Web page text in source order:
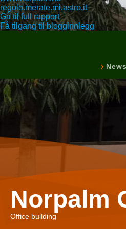
regolo.merate.mi.astro.it
Gå til full rapport
Få tilgang til blogginnlegg
News
Norpalm
Office building